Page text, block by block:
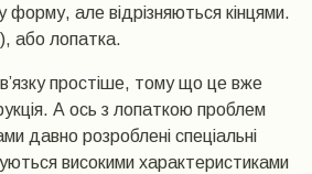
форму, але відрізняються кінцями.
або лопатка.
простіше, тому що це вже
А ось з лопаткою проблем
давно розроблені спеціальні
високими характеристиками